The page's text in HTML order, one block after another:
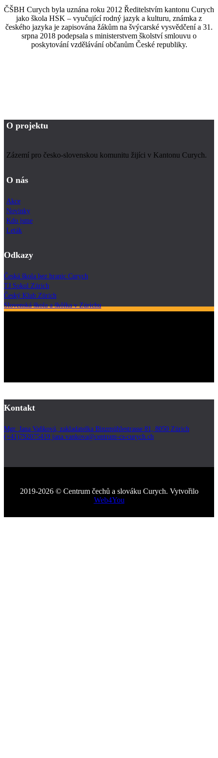
ČŠBH Curych byla uznána roku 2012 Ředitelstvím kantonu Curych
jako škola HSK – vyučující rodný jazyk a kulturu, známka z
českého jazyka je zapisována žákům na švýcarské vysvědčení a 31.
srpna 2018 podepsala s ministerstvem školství smlouvu o
poskytování vzdělávání občanům České republiky.
O projektu
Zázemí pro česko-slovenskou komunitu žijíci v Kantonu Curych.
O nás
Akce
Novinky
Kdo jsme
Leták
Odkazy
Česká škola bez hranic Curych
TJ Sokol Zürich
Český Klub Zürich
Slovenská škola a škôlka v Zürichu
Kontakt
Mgr. Jana Vaňková, zakladatelka Binzmühlestrasse 81, 8050 Zürich
(+41)792075419 jana.vankova@centrum-cs-curych.ch
2019-2026 © Centrum čechů a slováku Curych. Vytvořilo
Web4You